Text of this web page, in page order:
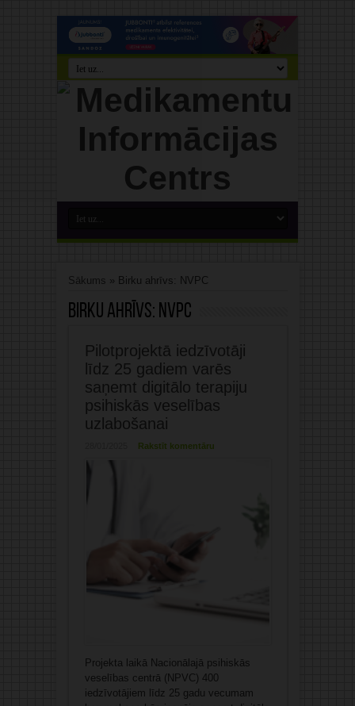
Sākums » Birku ahrīvs: NVPC
Birku ahrīvs: NVPC
Pilotprojektā iedzīvotāji
līdz 25 gadiem varēs
saņemt digitālo terapiju
psihiskās veselības
uzlabošanai
Rakstīt komentāru
Projekta laikā Nacionālajā psihiskās
veselības centrā (NPVC) 400
iedzīvotājiem līdz 25 gadu vecumam